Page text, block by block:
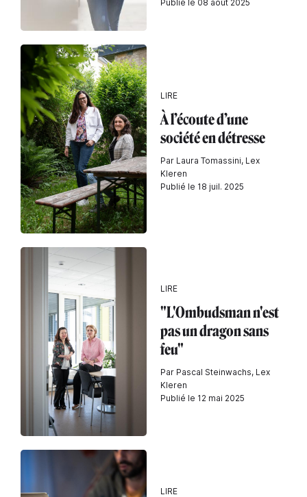
Publié le 08 août 2025
LIRE
À l’écoute d’une
société en détresse
Par Laura Tomassini, Lex
Kleren
Publié le 18 juil. 2025
LIRE
"L'Ombudsman n'est
pas un dragon sans
feu"
Par Pascal Steinwachs, Lex
Kleren
Publié le 12 mai 2025
LIRE